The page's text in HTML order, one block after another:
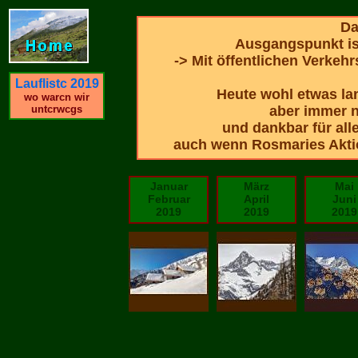
Ausgangspunkt
-> Mit öffentlichen
Heute wohl etwas
aber immer
und dankbar für
auch wenn Rosmaries
Lauflistc 2019
wo warcn wir
untcrwcgs
Januar
Februar
2019
März
April
2019
Mai
Juni
2019